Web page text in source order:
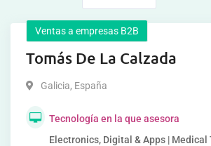
Ventas a empresas B2B
Tomás De La Calzada
Galicia, España
Tecnología en la que asesora
Electronics, Digital & Apps | Medical